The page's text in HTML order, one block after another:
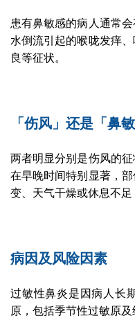
患有鼻敏感的病人通常
水倒流引起的喉咙发痒
良等征状。
「伤风」还是「鼻
两者明显分别是伤风的
在早晚时间特别显著，
变、天气干燥或休息不足
病因及风险因素
过敏性鼻炎是因病人长
原，包括季节性过敏原及